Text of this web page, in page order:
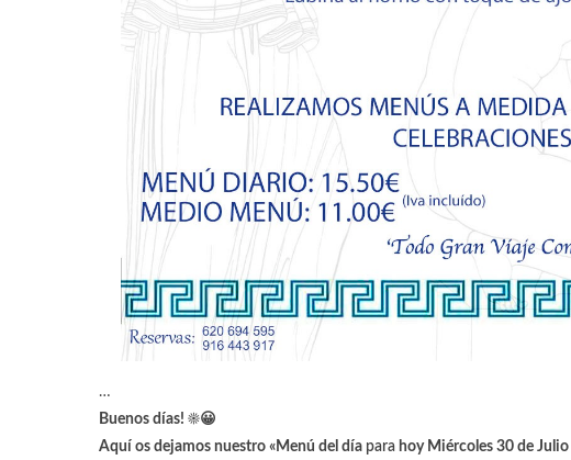
…
Buenos días! ☀️😀
Aquí os dejamos nuestro «Menú del día para hoy Miércoles 30 de Julio